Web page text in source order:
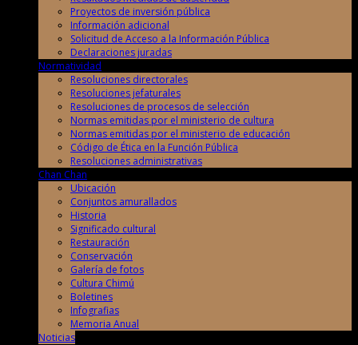
Proyectos de inversión pública
Información adicional
Solicitud de Acceso a la Información Pública
Declaraciones juradas
Normatividad
Resoluciones directorales
Resoluciones jefaturales
Resoluciones de procesos de selección
Normas emitidas por el ministerio de cultura
Normas emitidas por el ministerio de educación
Código de Ética en la Función Pública
Resoluciones administrativas
Chan Chan
Ubicación
Conjuntos amurallados
Historia
Significado cultural
Restauración
Conservación
Galería de fotos
Cultura Chimú
Boletines
Infografias
Memoria Anual
Noticias